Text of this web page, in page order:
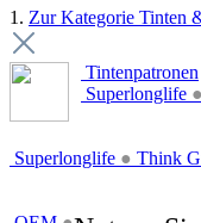
1. Zur Kategorie Tinten
Tintenpatronen
Superlonglife ●
Superlonglife ● Think